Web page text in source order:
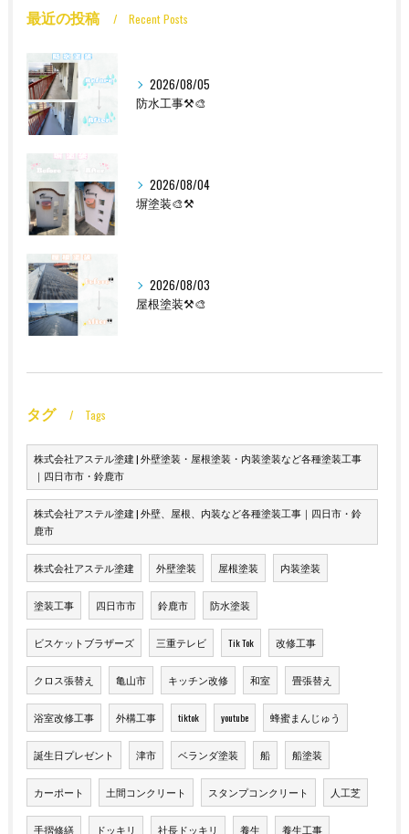
最近の投稿 Recent Posts
2026/08/05
防水工事⚒️🎨
2026/08/04
塀塗装🎨⚒️
2026/08/03
屋根塗装⚒️🎨
タグ Tags
株式会社アステル塗建 | 外壁塗装・屋根塗装・内装塗装など各種塗装工事
｜四日市市・鈴鹿市
株式会社アステル塗建 | 外壁、屋根、内装など各種塗装工事｜四日市・鈴
鹿市
株式会社アステル塗建 外壁塗装 屋根塗装 内装塗装
塗装工事 四日市市 鈴鹿市 防水塗装
ビスケットブラザーズ 三重テレビ Tik Tok 改修工事
クロス張替え 亀山市 キッチン改修 和室 畳張替え
浴室改修工事 外構工事 tiktok youtube 蜂蜜まんじゅう
誕生日プレゼント 津市 ベランダ塗装 船 船塗装
カーポート 土間コンクリート スタンプコンクリート 人工芝
手摺修繕 ドッキリ 社長ドッキリ 養生 養生工事